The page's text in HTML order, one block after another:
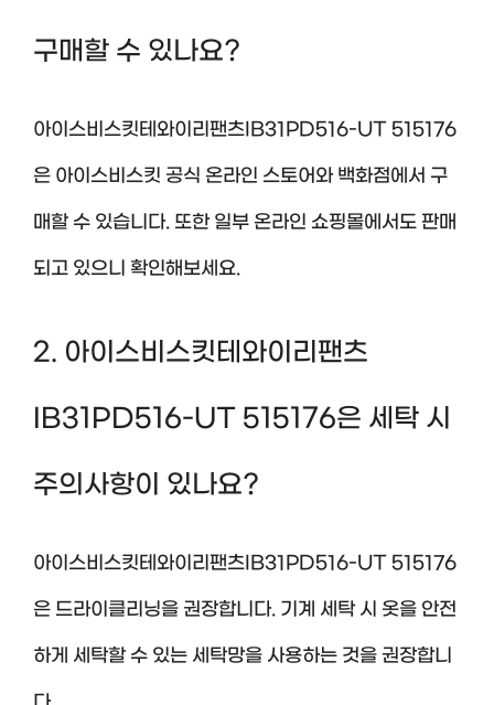
구매할 수 있나요?
아이스비스킷테와이리팬츠IB31PD516-UT 515176
은 아이스비스킷 공식 온라인 스토어와 백화점에서 구
매할 수 있습니다. 또한 일부 온라인 쇼핑몰에서도 판매
되고 있으니 확인해보세요.
2. 아이스비스킷테와이리팬츠
IB31PD516-UT 515176은 세탁 시
주의사항이 있나요?
아이스비스킷테와이리팬츠IB31PD516-UT 515176
은 드라이클리닝을 권장합니다. 기계 세탁 시 옷을 안전
하게 세탁할 수 있는 세탁망을 사용하는 것을 권장합니